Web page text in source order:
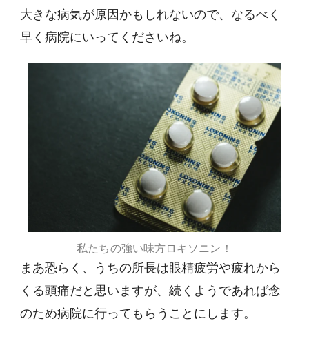
大きな病気が原因かもしれないので、なるべく
早く病院にいってくださいね。
私たちの強い味方ロキソニン！
まあ恐らく、うちの所長は眼精疲労や疲れから
くる頭痛だと思いますが、続くようであれば念
のため病院に行ってもらうことにします。